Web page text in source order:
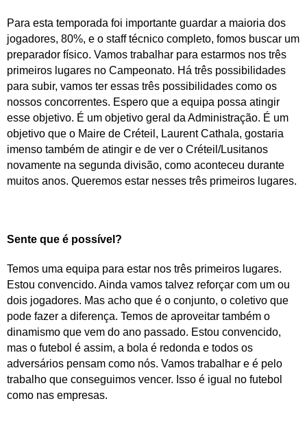
Para esta temporada foi importante guardar a maioria dos
jogadores, 80%, e o staff técnico completo, fomos buscar um
preparador físico. Vamos trabalhar para estarmos nos três
primeiros lugares no Campeonato. Há três possibilidades
para subir, vamos ter essas três possibilidades como os
nossos concorrentes. Espero que a equipa possa atingir
esse objetivo. É um objetivo geral da Administração. É um
objetivo que o Maire de Créteil, Laurent Cathala, gostaria
imenso também de atingir e de ver o Créteil/Lusitanos
novamente na segunda divisão, como aconteceu durante
muitos anos. Queremos estar nesses três primeiros lugares.
Sente que é possível?
Temos uma equipa para estar nos três primeiros lugares.
Estou convencido. Ainda vamos talvez reforçar com um ou
dois jogadores. Mas acho que é o conjunto, o coletivo que
pode fazer a diferença. Temos de aproveitar também o
dinamismo que vem do ano passado. Estou convencido,
mas o futebol é assim, a bola é redonda e todos os
adversários pensam como nós. Vamos trabalhar e é pelo
trabalho que conseguimos vencer. Isso é igual no futebol
como nas empresas.